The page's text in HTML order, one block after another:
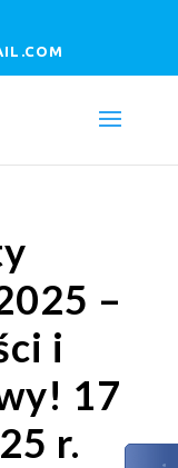
–
i
17
r.